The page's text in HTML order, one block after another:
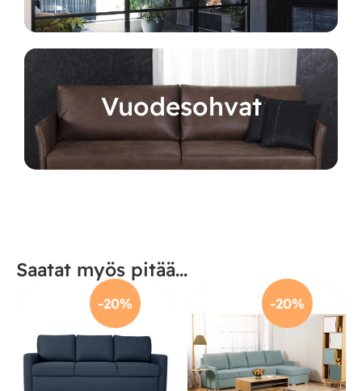
Vuodesohvat
Saatat myös pitää...
-20% -20%